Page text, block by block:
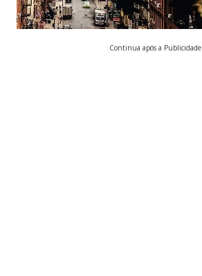
Continua após a Publicidade